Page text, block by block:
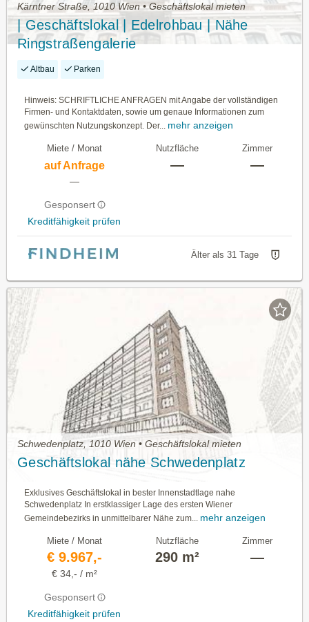
Kärntner Straße, 1010 Wien • Geschäftslokal mieten
| Geschäftslokal | Edelrohbau | Nähe
Ringstraßengalerie
Altbau Parken
Hinweis: SCHRIFTLICHE ANFRAGEN mit Angabe der vollständigen
Firmen- und Kontaktdaten, sowie um genaue Informationen zum
gewünschten Nutzungskonzept. Der... mehr anzeigen
Miete / Monat
auf Anfrage
—
Gesponsert
Kreditfähigkeit prüfen
Nutzfläche
—
Zimmer
—
Älter als 31 Tage
Schwedenplatz, 1010 Wien • Geschäftslokal mieten
Geschäftslokal nähe Schwedenplatz
Exklusives Geschäftslokal in bester Innenstadtlage nahe
Schwedenplatz In erstklassiger Lage des ersten Wiener
Gemeindebezirks in unmittelbarer Nähe zum...
mehr anzeigen
Miete / Monat
€ 9.967,-
€ 34,- / m²
Gesponsert
Kreditfähigkeit prüfen
Nutzfläche
290 m²
Zimmer
—